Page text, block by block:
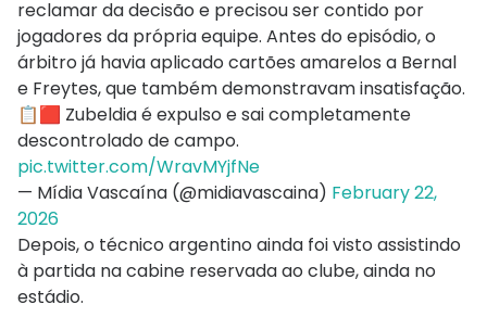
reclamar da decisão e precisou ser contido por
jogadores da própria equipe. Antes do episódio, o
árbitro já havia aplicado cartões amarelos a Bernal
e Freytes, que também demonstravam insatisfação.
📋🟥 Zubeldia é expulso e sai completamente
descontrolado de campo.
pic.twitter.com/WravMYjfNe
— Mídia Vascaína (@midiavascaina) February 22,
2026
Depois, o técnico argentino ainda foi visto assistindo
à partida na cabine reservada ao clube, ainda no
estádio.